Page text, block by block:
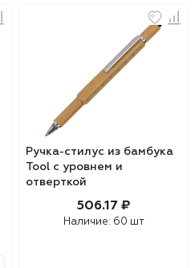
Ручка-стилус из бамбука
Tool с уровнем и
отверткой
506.17 ₽
Наличие: 60 шт